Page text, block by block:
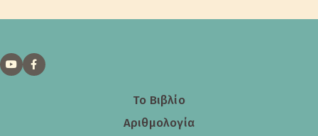
Το Βιβλίο
Αριθμολογία